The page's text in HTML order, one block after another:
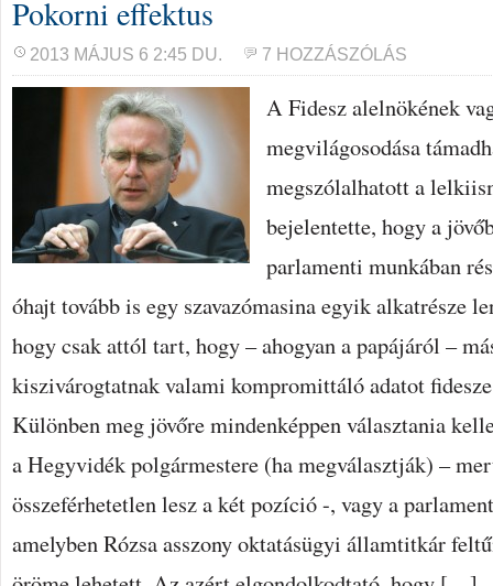
Pokorni effektus
2013 MÁJUS 6 2:45 DU. 7 HOZZÁSZÓLÁS
A Fidesz alelnökének
megvilágosodása
megszólalhatott a
bejelentette, hogy a
parlamenti munkában
óhajt tovább is egy szavazómasina egyik alkatrésze
hogy csak attól tart, hogy – ahogyan a papájáról –
kiszivárogtatnak valami kompromittáló adatot
Különben meg jövőre mindenképpen választania
a Hegyvidék polgármestere (ha megválasztják) –
összeférhetetlen lesz a két pozíció -, vagy a
amelyben Rózsa asszony oktatásügyi államtitkár